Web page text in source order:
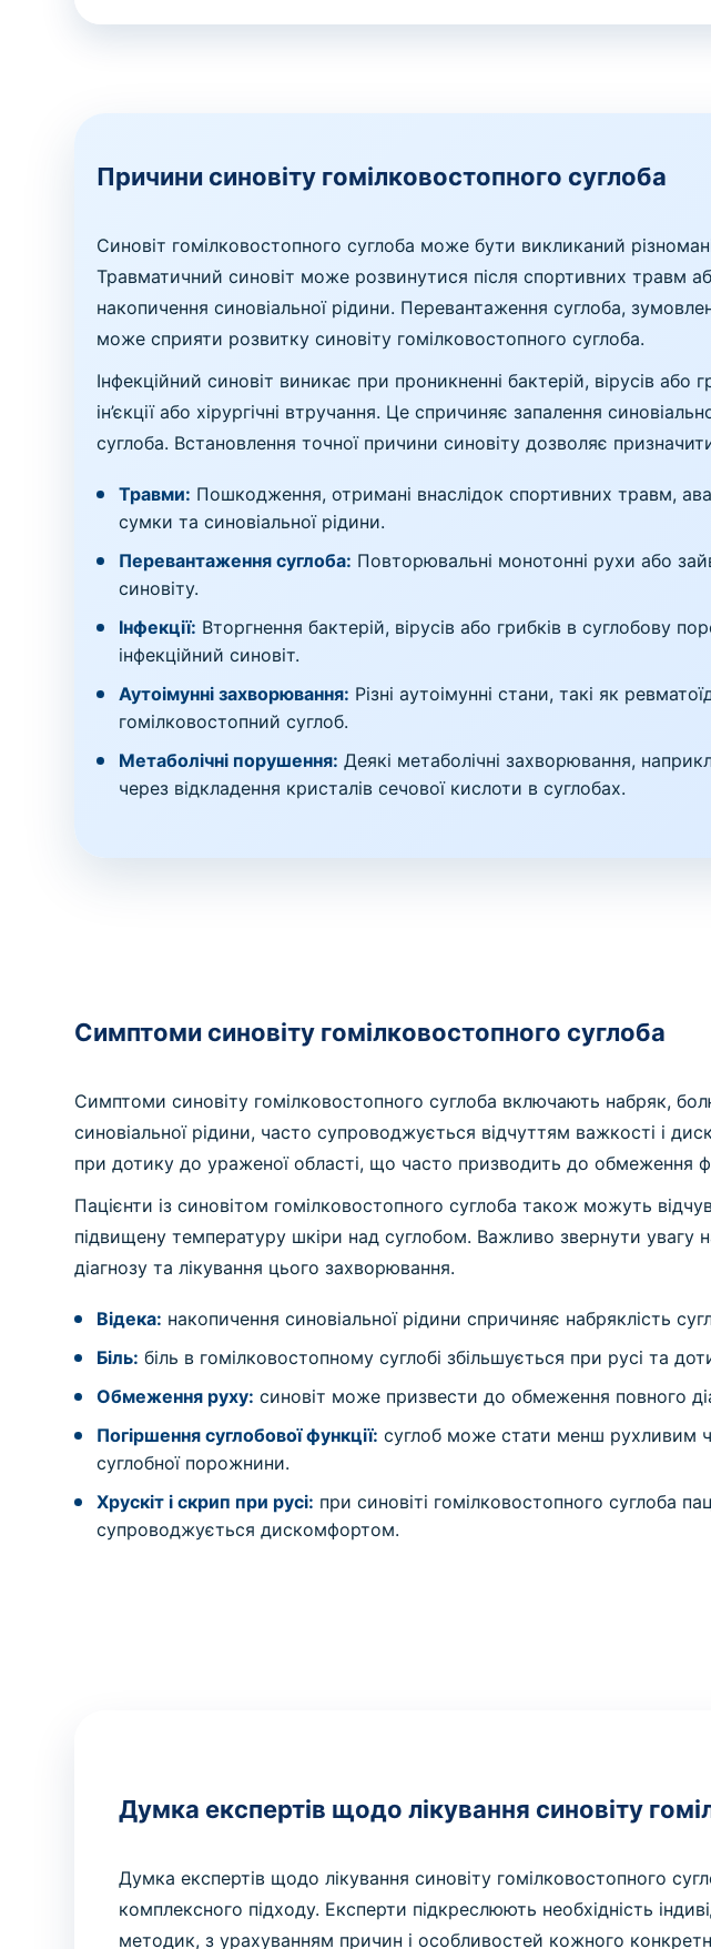
Причини синовіту гомілковостопного суглоба
Синовіт гомілковостопного суглоба може бути викликаний
Травматичний синовіт може розвинутися після спортивних травм
накопичення синовіальної рідини. Перевантаження суглоба,
може сприяти розвитку синовіту гомілковостопного суглоба.
Інфекційний синовіт виникає при проникненні бактерій, вірусів
ін’єкції або хірургічні втручання. Це спричиняє запалення
суглоба. Встановлення точної причини синовіту дозволяє
Травми: Пошкодження, отримані внаслідок спортивних травм,
сумки та синовіальної рідини.
Перевантаження суглоба: Повторювальні монотонні рухи або
синовіту.
Інфекції: Вторгнення бактерій, вірусів або грибків в суглобову
інфекційний синовіт.
Аутоімунні захворювання: Різні аутоімунні стани, такі як
гомілковостопний суглоб.
Метаболічні порушення: Деякі метаболічні захворювання,
через відкладення кристалів сечової кислоти в суглобах.
Симптоми синовіту гомілковостопного суглоба
Симптоми синовіту гомілковостопного суглоба включають набряк,
синовіальної рідини, часто супроводжується відчуттям важкості і
при дотику до ураженої області, що часто призводить до обмеження
Пацієнти із синовітом гомілковостопного суглоба також можуть
підвищену температуру шкіри над суглобом. Важливо звернути
діагнозу та лікування цього захворювання.
Відека: накопичення синовіальної рідини спричиняє набряклість
Біль: біль в гомілковостопному суглобі збільшується при русі та
Обмеження руху: синовіт може призвести до обмеження повного
Погіршення суглобової функції: суглоб може стати менш рухливим
суглобної порожнини.
Хрускіт і скрип при русі: при синовіті гомілковостопного суглоба
супроводжується дискомфортом.
Думка експертів щодо лікування синовіту
Думка експертів щодо лікування синовіту гомілковостопного
комплексного підходу. Експерти підкреслюють необхідність
методик, з урахуванням причин і особливостей кожного